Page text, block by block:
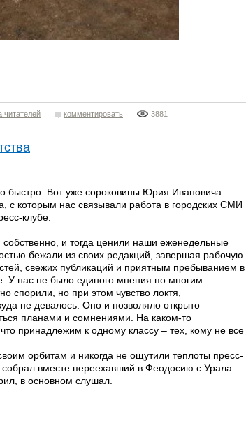
читателей комментировать 3881
быстро. Вот уже сороковины Юрия Ивановича
с которым нас связывали работа в городских СМИ
клубе.
и тогда ценили наши еженедельные
бежали из своих редакций, завершая рабочую
свежих публикаций и приятным пребыванием в
У нас не было единого мнения по многим
спорили, но при этом чувство локтя,
не девалось. Оно и позволяло открыто
планами и сомнениями. На каком-то
принадлежим к одному классу – тех, кому не все
орбитам и никогда не ощутили теплоты пресс-
собрал вместе переехавший в Феодосию с Урала
в основном слушал.